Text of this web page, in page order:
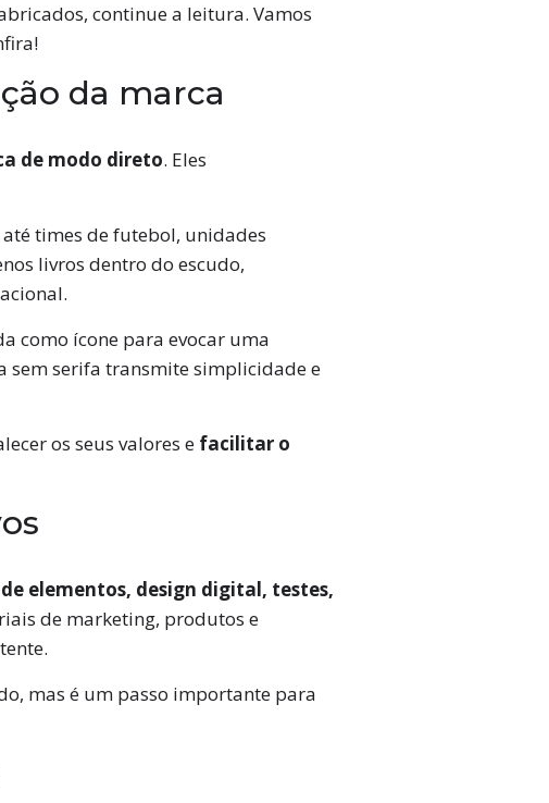
continue a leitura. Vamos
da marca
de modo direto. Eles
times de futebol, unidades
livros dentro do escudo,
como ícone para evocar uma
sem serifa transmite simplicidade e
os seus valores e facilitar o
elementos, design digital, testes,
de marketing, produtos e
mas é um passo importante para